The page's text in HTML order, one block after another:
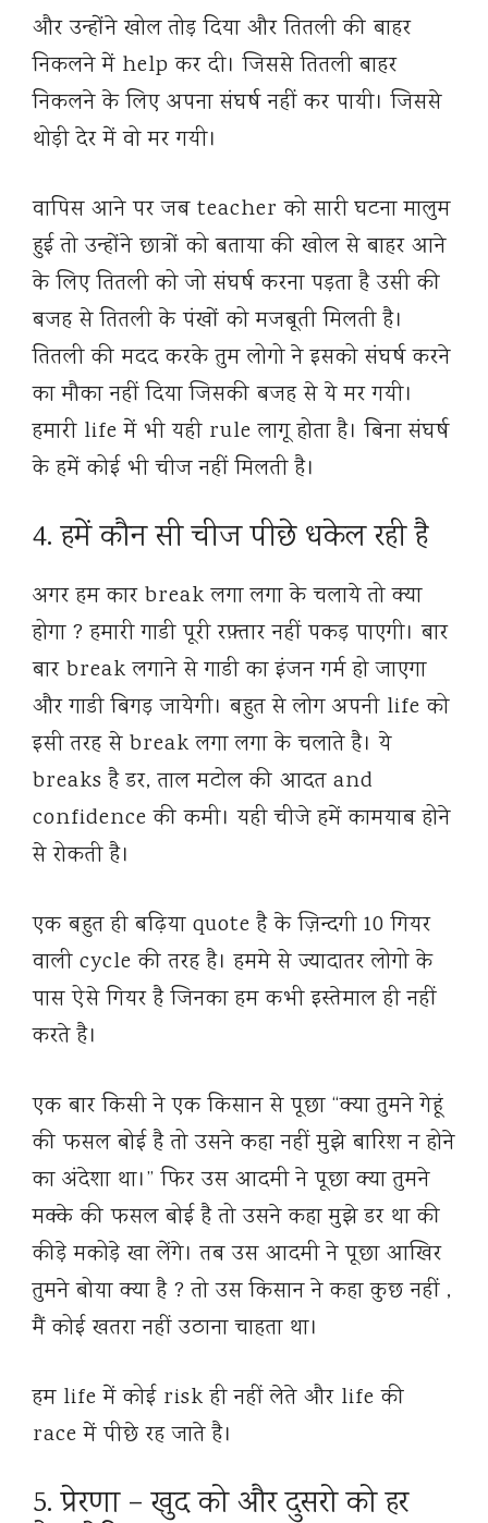
और उन्होंने खोल तोड़ दिया और तितली की बाहर
निकलने में help कर दी। जिससे तितली बाहर
निकलने के लिए अपना संघर्ष नहीं कर पायी। जिससे
थोड़ी देर में वो मर गयी।
वापिस आने पर जब teacher को सारी घटना मालुम
हुई तो उन्होंने छात्रों को बताया की खोल से बाहर आने
के लिए तितली को जो संघर्ष करना पड़ता है उसी की
बजह से तितली के पंखों को मजबूती मिलती है।
तितली की मदद करके तुम लोगो ने इसको संघर्ष करने
का मौका नहीं दिया जिसकी बजह से ये मर गयी।
हमारी life में भी यही rule लागू होता है। बिना संघर्ष
के हमें कोई भी चीज नहीं मिलती है।
4. हमें कौन सी चीज पीछे धकेल रही है
अगर हम कार break लगा लगा के चलाये तो क्या
होगा ? हमारी गाडी पूरी रफ़्तार नहीं पकड़ पाएगी। बार
बार break लगाने से गाडी का इंजन गर्म हो जाएगा
और गाडी बिगड़ जायेगी। बहुत से लोग अपनी life को
इसी तरह से break लगा लगा के चलाते है। ये
breaks है डर, ताल मटोल की आदत and
confidence की कमी। यही चीजे हमें कामयाब होने
से रोकती है।
एक बहुत ही बढ़िया quote है के ज़िन्दगी 10 गियर
वाली cycle की तरह है। हममे से ज्यादातर लोगो के
पास ऐसे गियर है जिनका हम कभी इस्तेमाल ही नहीं
करते है।
एक बार किसी ने एक किसान से पूछा “क्या तुमने गेहूं
की फसल बोई है तो उसने कहा नहीं मुझे बारिश न होने
का अंदेशा था।” फिर उस आदमी ने पूछा क्या तुमने
मक्के की फसल बोई है तो उसने कहा मुझे डर था की
कीड़े मकोड़े खा लेंगे। तब उस आदमी ने पूछा आखिर
तुमने बोया क्या है ? तो उस किसान ने कहा कुछ नहीं ,
मैं कोई खतरा नहीं उठाना चाहता था।
हम life में कोई risk ही नहीं लेते और life की
race में पीछे रह जाते है।
5. प्रेरणा – खुद को और दुसरो को हर